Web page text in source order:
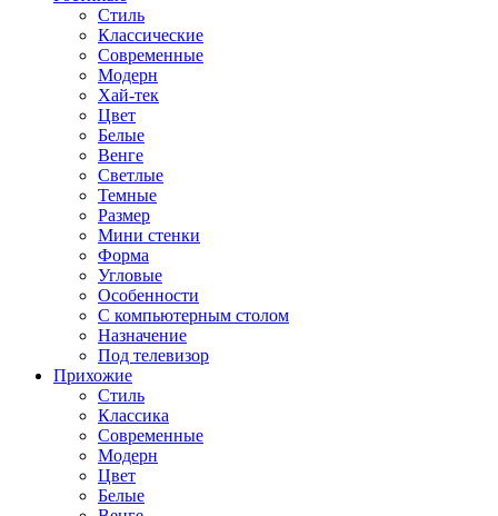
Стиль
Классические
Современные
Модерн
Хай-тек
Цвет
Белые
Венге
Светлые
Темные
Размер
Мини стенки
Форма
Угловые
Особенности
С компьютерным столом
Назначение
Под телевизор
Прихожие
Стиль
Классика
Современные
Модерн
Цвет
Белые